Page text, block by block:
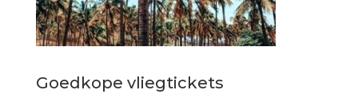
Goedkope vliegtickets